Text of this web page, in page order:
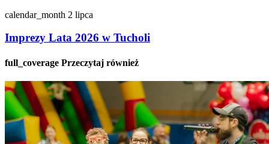
calendar_month 2 lipca
Imprezy Lata 2026 w Tucholi
full_coverage Przeczytaj również